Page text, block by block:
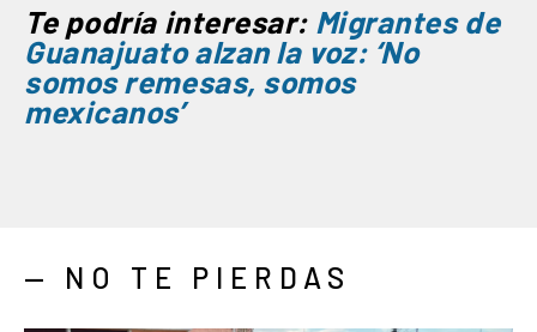
Te podría interesar: Migrantes de
Guanajuato alzan la voz: ‘No
somos remesas, somos
mexicanos’
— NO TE PIERDAS